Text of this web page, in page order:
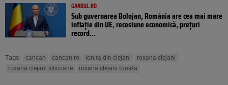
GANDUL.RO
Sub guvernarea Bolojan, România are cea mai mare
inflație din UE, recesiune economică, prețuri
record...
Tags: cancan cancan.ro ionita din clejani
roxana clejani
roxana clejani silicoane
roxana clejani tunata